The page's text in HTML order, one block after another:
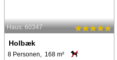
Haus: 60347
Holbæk
8 Personen, 168 m²